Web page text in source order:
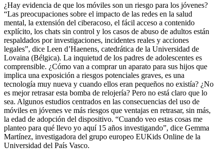
¿Hay evidencia de que los móviles son un riesgo para los jóvenes?
“Las preocupaciones sobre el impacto de las redes en la salud
mental, la extensión del ciberacoso, el fácil acceso a contenido
explícito, los chats sin control y los casos de abuso de adultos están
respaldados por investigaciones, incidentes reales y acciones
legales”, dice Leen d’Haenens, catedrática de la Universidad de
Lovaina (Bélgica). La inquietud de los padres de adolescentes es
comprensible. ¿Cómo van a comprar un aparato para sus hijos que
implica una exposición a riesgos potenciales graves, es una
tecnología muy nueva y cuando ellos eran pequeños no existía? ¿No
es mejor retrasar esta bomba de relojería? Pero no está claro que lo
sea. Algunos estudios centrados en las consecuencias del uso de
móviles en jóvenes ve más riesgos que ventajas en retrasar, sin más,
la edad de adopción del dispositivo. “Cuando veo estas cosas me
planteo para qué llevo yo aquí 15 años investigando”, dice Gemma
Martínez, investigadora del grupo europeo EUKids Online de la
Universidad del País Vasco.